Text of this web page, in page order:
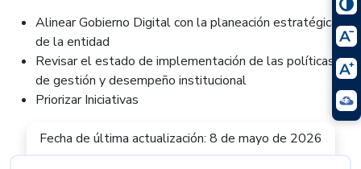
Alinear Gobierno Digital con la planeación estratégica
de la entidad
Revisar el estado de implementación de las políticas
de gestión y desempeño institucional
Priorizar Iniciativas
Fecha de última actualización: 8 de mayo de 2026